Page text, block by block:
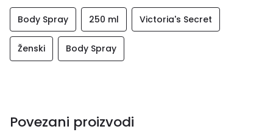
Body Spray 250 ml Victoria's Secret
Ženski Body Spray
Povezani proizvodi